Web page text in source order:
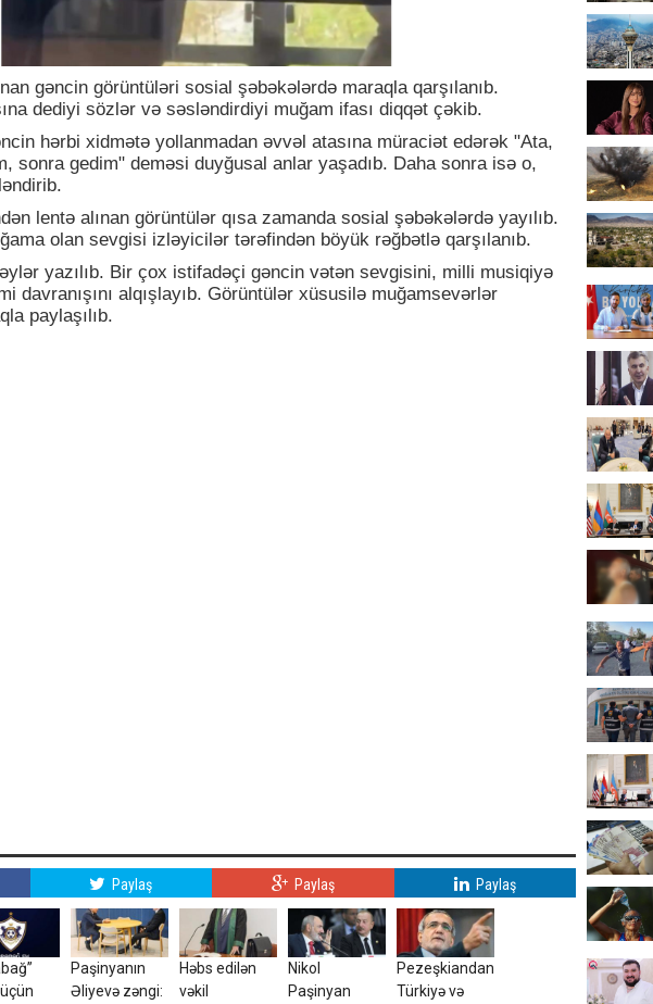
gəncin görüntüləri sosial şəbəkələrdə maraqla qarşılanıb.
dediyi sözlər və səsləndirdiyi muğam ifası diqqət çəkib.
hərbi xidmətə yollanmadan əvvəl atasına müraciət edərək "Ata,
sonra gedim" deməsi duyğusal anlar yaşadıb. Daha sonra isə o,
lentə alınan görüntülər qısa zamanda sosial şəbəkələrdə yayılıb.
olan sevgisi izləyicilər tərəfindən böyük rəğbətlə qarşılanıb.
yazılıb. Bir çox istifadəçi gəncin vətən sevgisini, milli musiqiyə
davranışını alqışlayıb. Görüntülər xüsusilə muğamsevərlər
paylaşılıb.
Paylaş Paylaş Paylaş
Paşinyanın
Əliyevə zəngi:
Həbs edilən
vəkil
Nikol
Paşinyan
Pezeşkiandan
Türkiyə və